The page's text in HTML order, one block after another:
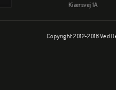
Kiærsvej 1A
Copyright 2012-2018 Ved